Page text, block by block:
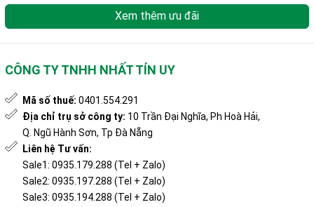
Xem thêm ưu đãi
CÔNG TY TNHH NHẤT TÍN UY
Mã số thuế: 0401.554.291
Địa chỉ trụ sở công ty: 10 Trần Đại Nghĩa, Ph Hoà Hải,
Q. Ngũ Hành Sơn, Tp Đà Nẵng
Liên hệ Tư vấn:
Sale1: 0935.179.288 (Tel + Zalo)
Sale2: 0935.197.288 (Tel + Zalo)
Sale3: 0935.194.288 (Tel + Zalo)